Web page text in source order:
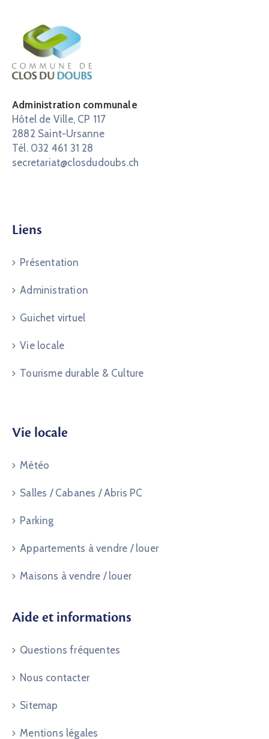
Administration communale
Hôtel de Ville, CP 117
2882 Saint-Ursanne
Tél. 032 461 31 28
secretariat@closdudoubs.ch
Liens
Présentation
Administration
Guichet virtuel
Vie locale
Tourisme durable & Culture
Vie locale
Météo
Salles / Cabanes / Abris PC
Parking
Appartements à vendre / louer
Maisons à vendre / louer
Aide et informations
Questions fréquentes
Nous contacter
Sitemap
Mentions légales